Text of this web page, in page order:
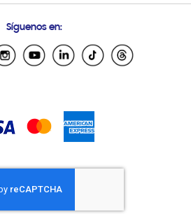
Samsung Ecuador
El Salvador
Nicaragua
Samsung Panamá
República Dominicana
Venezuela
Síguenos en: